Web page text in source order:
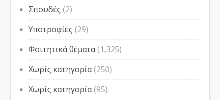
Σπουδές (2)
Υποτροφίες (29)
Φοιτητικά θέματα(1,325)
Χωρίς κατηγορία(250)
Χωρίς κατηγορία(95)